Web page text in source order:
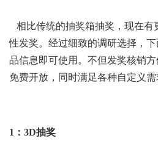
相比传统的抽奖箱抽奖，现在有
性发奖。经过细致的调研选择，
品信息即可使用。不但发奖核销
免费开放，同时满足各种自定义
1：3D抽奖